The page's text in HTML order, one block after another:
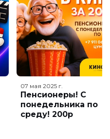
07 мая 2025 г.
Пенсионеры! С
понедельника по
среду! 200р